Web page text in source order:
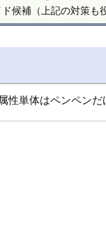
ド候補（上記の対策も
性単体はペンペン